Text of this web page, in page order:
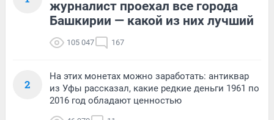
журналист проехал все города
Башкирии — какой из них лучший
105 047 167
2
На этих монетах можно заработать: антиквар
из Уфы рассказал, какие редкие деньги 1961 по
2016 год обладают ценностью